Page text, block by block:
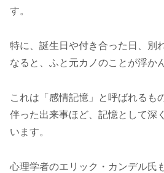
す。
特に、誕生日や付き合った日、別
なると、ふと元カノのことが浮か
これは「感情記憶」と呼ばれるも
伴った出来事ほど、記憶として深
います。
心理学者のエリック・カンデル氏